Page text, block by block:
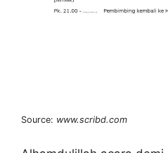
Source: www.scribd.com